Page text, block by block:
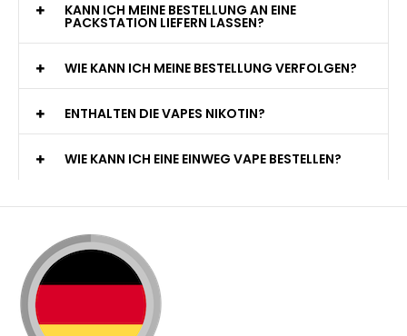
KANN ICH MEINE BESTELLUNG AN EINE
PACKSTATION LIEFERN LASSEN?
WIE KANN ICH MEINE BESTELLUNG VERFOLGEN?
ENTHALTEN DIE VAPES NIKOTIN?
WIE KANN ICH EINE EINWEG VAPE BESTELLEN?